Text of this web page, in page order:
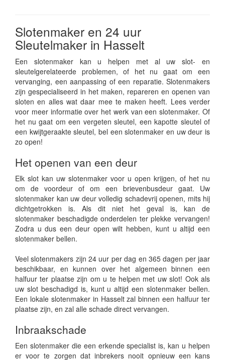
Slotenmaker en 24 uur
Sleutelmaker in Hasselt
Een slotenmaker kan u helpen met al uw slot- en
sleutelgerelateerde problemen, of het nu gaat om een
vervanging, een aanpassing of een reparatie. Slotenmakers
zijn gespecialiseerd in het maken, repareren en openen van
sloten en alles wat daar mee te maken heeft. Lees verder
voor meer informatie over het werk van een slotenmaker. Of
het nu gaat om een vergeten sleutel, een kapotte sleutel of
een kwijtgeraakte sleutel, bel een slotenmaker en uw deur is
zo open!
Het openen van een deur
Elk slot kan uw slotenmaker voor u open krijgen, of het nu
om de voordeur of om een brievenbusdeur gaat. Uw
slotenmaker kan uw deur volledig schadevrij openen, mits hij
dichtgetrokken is. Als dit niet het geval is, kan de
slotenmaker beschadigde onderdelen ter plekke vervangen!
Zodra u dus een deur open wilt hebben, kunt u altijd een
slotenmaker bellen.
Veel slotenmakers zijn 24 uur per dag en 365 dagen per jaar
beschikbaar, en kunnen over het algemeen binnen een
halfuur ter plaatse zijn om u te helpen met uw slot! Ook als
uw slot beschadigd is, kunt u altijd een slotenmaker bellen.
Een lokale slotenmaker in Hasselt zal binnen een halfuur ter
plaatse zijn, en zal alle schade direct vervangen.
Inbraakschade
Een slotenmaker die een erkende specialist is, kan u helpen
er voor te zorgen dat inbrekers nooit opnieuw een kans